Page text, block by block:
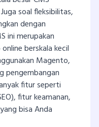
soal fleksibilitas,
dengan
ini merupakan
berskala kecil
Magento,
pengembangan
fitur seperti
fitur keamanan,
bisa Anda